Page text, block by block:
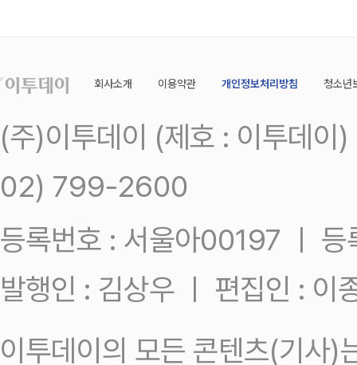
회사소개 이용약관 개인정보처리방침 청소년
(주)이투데이 (제호 : 이투데
02) 799-2600
등록번호 : 서울아00197 ㅣ
발행인 : 김상우 ㅣ 편집인 : 이
이투데이의 모든 콘텐츠(기사)